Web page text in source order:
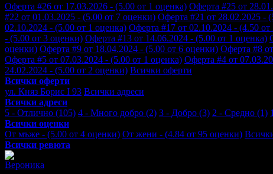
Оферта #26 от 17.03.2026 - (5.00 от 1 оценка) Оферта #25 от
#22 от 01.03.2025 - (5.00 от 7 оценки) Оферта #21 от 28.02.2025 -
02.10.2024 - (5.00 от 1 оценка) Оферта #17 от 02.10.2024 - (4.50
- (5.00 от 3 оценки) Оферта #13 от 14.06.2024 - (5.00 от 1 оценка)
оценки) Оферта #9 от 18.04.2024 - (5.00 от 6 оценки) Оферта #8
Оферта #5 от 07.03.2024 - (5.00 от 1 оценка) Оферта #4 от
24.02.2024 - (5.00 от 2 оценки) Всички оферти
Всички оферти
ул. Княз Борис I 93 Всички адреси
Всички адреси
5 - Отлично (105) 4 - Много добро (2) 3 - Добро (3) 2 - Средно (1)
Всички оценки
От мъже - (5.00 от 4 оценки) От жени - (4.84 от 95 оценки)
Всички ревюта
Вероника